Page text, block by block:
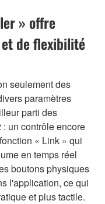
» offre
de flexibilité
seulement des
paramètres
parti des
un contrôle encore
« Link » qui
en temps réel
boutons physiques
l'application, ce qui
et plus tactile.